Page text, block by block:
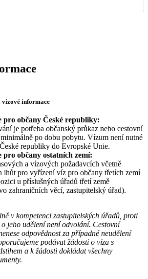
vízové informace
pro občany České republiky:
je potřeba občanský průkaz nebo cestovní
po dobu pobytu. Vízum není nutné
republiky do Evropské Unie.
pro občany ostatních zemí:
a vízových požadavcích včetně
lhůt pro vyřízení víz pro občany třetích zemí
u příslušných úřadů třetí země
zahraničních věcí, zastupitelský úřad).
v kompetenci zastupitelských úřadů, proti
jeho udělení není odvolání. Cestovní
odpovědnost za případné neudělení
podávat žádosti o víza s
a k žádosti dokládat všechny